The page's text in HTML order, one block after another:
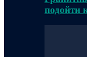
подойти